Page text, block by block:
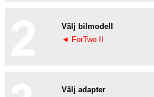
Välj bilmodell
◄ ForTwo II
Välj adapter